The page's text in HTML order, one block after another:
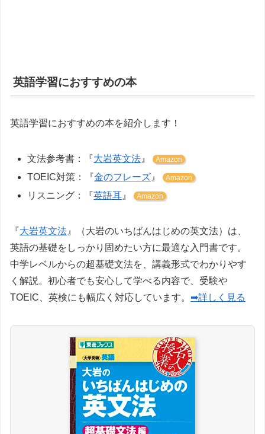
英語学習におすすめの本
英語学習におすすめの本を紹介します！
文法参考書：『大岩英文法 』 Amazon
TOEIC対策：『金のフレーズ 』 Amazon
リスニング：『英語耳 』 Amazon
『大岩英文法 』（大岩のいちばんはじめの英文法）は、
英語の基礎をしっかり固めたい方に最適な入門書です。
中学レベルからの超基礎文法を、講義形式でわかりやす
く解説。初心者でも安心して学べる内容で、受験や
TOEIC、英検にも幅広く対応しています。 ➡詳しく見る